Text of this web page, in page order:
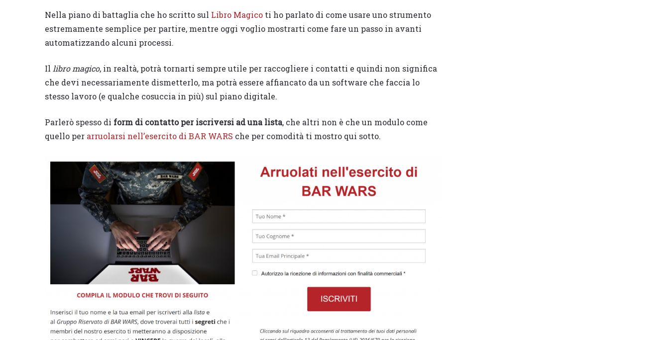
Nella piano di battaglia che ho scritto sul Libro Magico ti ho parlato di come usare uno strumento
estremamente semplice per partire, mentre oggi voglio mostrarti come fare un passo in avanti
automatizzando alcuni processi.
Il libro magico, in realtà, potrà tornarti sempre utile per raccogliere i contatti e quindi non significa
che devi necessariamente dismetterlo, ma potrà essere affiancato da un software che faccia lo
stesso lavoro (e qualche cosuccia in più) sul piano digitale.
Parlerò spesso di form di contatto per iscriversi ad una lista, che altri non è che un modulo come
quello per arruolarsi nell’esercito di BAR WARS che per comodità ti mostro qui sotto.